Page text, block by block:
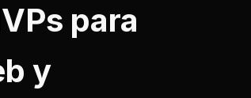
para
y